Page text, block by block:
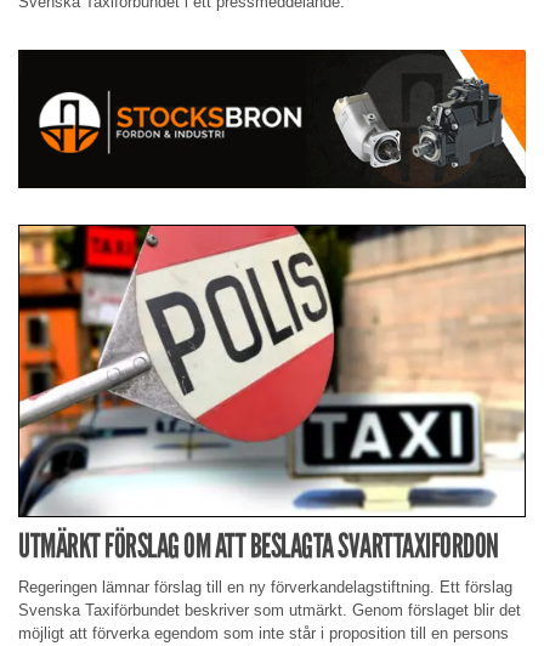
UTMÄRKT FÖRSLAG OM ATT BESLAGTA SVARTTAXIFORDON
Regeringen lämnar förslag till en ny förverkandelagstiftning. Ett förslag
Svenska Taxiförbundet beskriver som utmärkt. Genom förslaget blir det
möjligt att förverka egendom som inte står i proposition till en persons